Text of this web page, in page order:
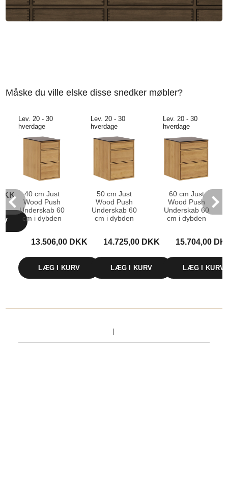
Måske du ville elske disse snedker møbler?
Lev. 20 - 30
hverdage
40 cm Just
Wood Push
Underskab 60
cm i dybden
13.506,00 DKK
LÆG I KURV
Lev. 20 - 30
hverdage
50 cm Just
Wood Push
Underskab 60
cm i dybden
14.725,00 DKK
LÆG I KURV
Lev. 20 - 30
hverdage
60 cm Just
Wood Push
Underskab 60
cm i dybden
15.704,00
LÆG I KURV